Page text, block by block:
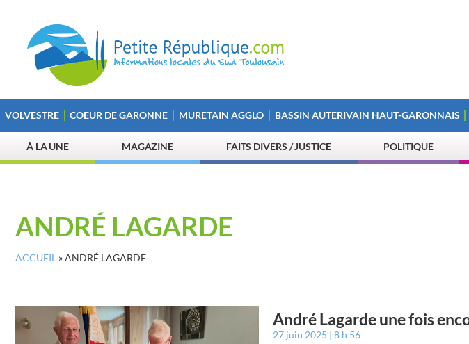
VOLVESTRE COEUR DE GARONNE MURETAIN AGGLO BASSIN AUTERIVAIN HAUT-GARONNAIS
À LA UNE MAGAZINE FAITS DIVERS / JUSTICE POLITIQUE
ANDRÉ LAGARDE
ACCUEIL »ANDRÉ LAGARDE
André Lagarde une fois
27 juin 2025 8 h 56